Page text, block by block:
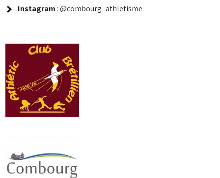
Instagram : @combourg_athletisme